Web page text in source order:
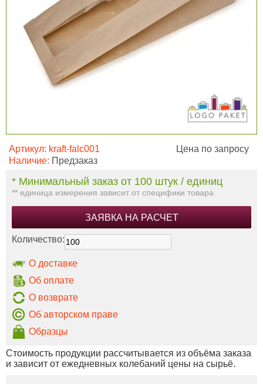
Артикул: kraft-falc001
Наличие: Предзаказ
Цена по запросу
* Минимальный заказ от 100 штук / единиц
** единица измерения зависит от специфики товара
ЗАЯВКА НА РАСЧЕТ
Количество:
О доставке
Об оплате
О возврате
Об авторском праве
Образцы
Стоимость продукции рассчитывается из объёма заказа
и зависит от ежедневных колебаний цены на сырьё.